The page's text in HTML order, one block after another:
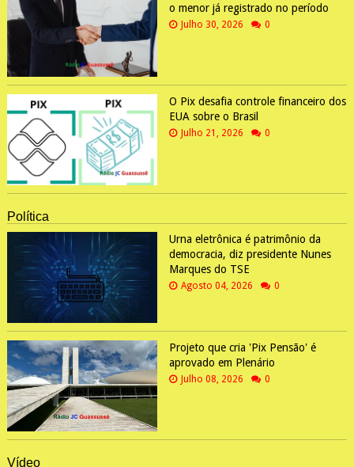
o menor já registrado no período
Julho 30, 2026 0
O Pix desafia controle financeiro dos
EUA sobre o Brasil
Julho 21, 2026 0
Política
Urna eletrônica é patrimônio da
democracia, diz presidente Nunes
Marques do TSE
Agosto 04, 2026 0
Projeto que cria 'Pix Pensão' é
aprovado em Plenário
Julho 08, 2026 0
Vídeo